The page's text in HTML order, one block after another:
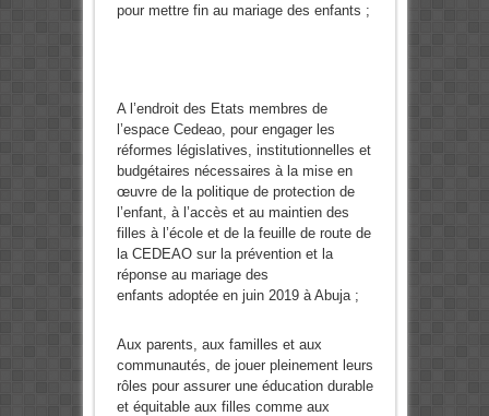
pour mettre fin au mariage des enfants ;
A l’endroit des Etats membres de
l’espace Cedeao, pour engager les
réformes législatives, institutionnelles et
budgétaires nécessaires à la mise en
œuvre de la politique de protection de
l’enfant, à l’accès et au maintien des
filles à l’école et de la feuille de route de
la CEDEAO sur la prévention et la
réponse au mariage des
enfants adoptée en juin 2019 à Abuja ;
Aux parents, aux familles et aux
communautés, de jouer pleinement leurs
rôles pour assurer une éducation durable
et équitable aux filles comme aux